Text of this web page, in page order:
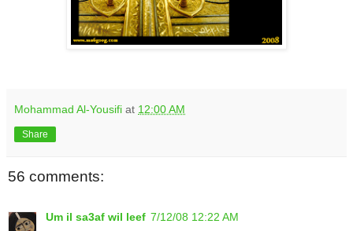
Mohammad Al-Yousifi at 12:00 AM
Share
56 comments:
Um il sa3af wil leef 7/12/08 12:22 AM